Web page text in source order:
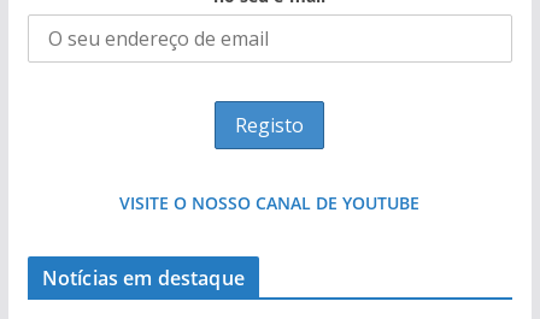
VISITE O NOSSO CANAL DE YOUTUBE
Notícias em destaque
Milagre da água. Fontes emblemáticas do
Algarve voltam a ter vida (com vídeo)